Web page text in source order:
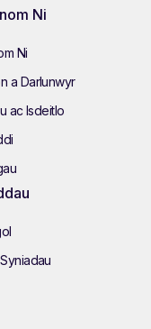
Ni
Ni
a Darlunwyr
ac Isdeitlo